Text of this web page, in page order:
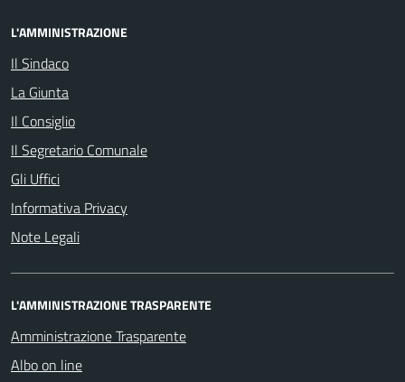
L'AMMINISTRAZIONE
Il Sindaco
La Giunta
Il Consiglio
Il Segretario Comunale
Gli Uffici
Informativa Privacy
Note Legali
L'AMMINISTRAZIONE TRASPARENTE
Amministrazione Trasparente
Albo on line